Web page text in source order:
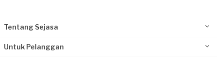
Tentang Sejasa
Untuk Pelanggan